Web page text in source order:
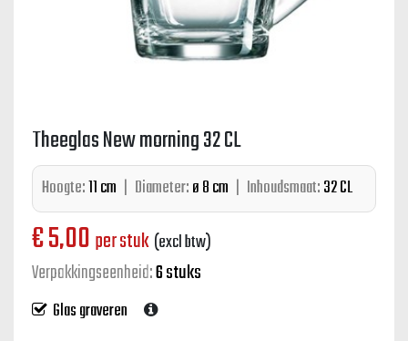
Theeglas New morning 32 CL
Hoogte:11 cm | Diameter:ø 8 cm | Inhoudsmaat:32 CL
€5,00 per stuk (excl btw)
Verpakkingseenheid:6 stuks
Glas graveren